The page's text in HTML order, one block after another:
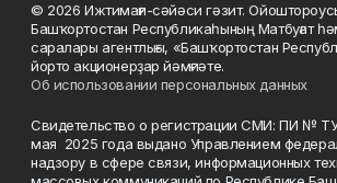
© 2026 Ижтимағи-сәйәси гәзит.
Башҡортостан Республикаһының Матбуғат
саралары агентлығы, «Башҡортостан
йорто акционерҙар йәмғиәте.
Об использовании персональных данных
Свидетельство о регистрации СМИ: ПИ № ТУ
мая 2025 года выдано Управлением
надзору в сфере связи, информационных